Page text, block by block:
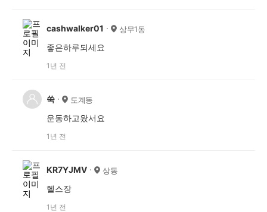
cashwalker01 상무1동
좋은하루되세요
1년 전
쑥 도계동
운동하고왔서요
1년 전
KR7YJMV 상동
헬스장
1년 전